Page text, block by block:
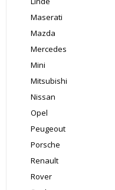
Maserati
Mazda
Mercedes
Mini
Mitsubishi
Nissan
Opel
Peugeout
Porsche
Renault
Rover